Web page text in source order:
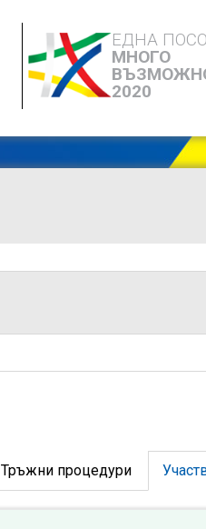
ЕДНА
МНОГО
2020
Тръжни процедури